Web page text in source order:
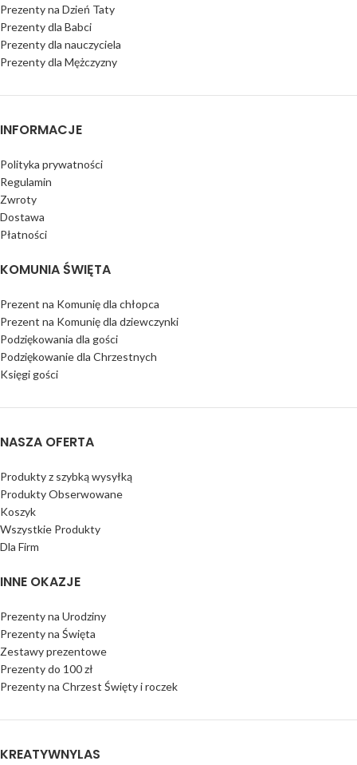
Prezenty na Dzień Taty
Prezenty dla Babci
Prezenty dla nauczyciela
Prezenty dla Mężczyzny
INFORMACJE
Polityka prywatności
Regulamin
Zwroty
Dostawa
Płatności
KOMUNIA ŚWIĘTA
Prezent na Komunię dla chłopca
Prezent na Komunię dla dziewczynki
Podziękowania dla gości
Podziękowanie dla Chrzestnych
Księgi gości
NASZA OFERTA
Produkty z szybką wysyłką
Produkty Obserwowane
Koszyk
Wszystkie Produkty
Dla Firm
INNE OKAZJE
Prezenty na Urodziny
Prezenty na Święta
Zestawy prezentowe
Prezenty do 100 zł
Prezenty na Chrzest Święty i roczek
KREATYWNYLAS